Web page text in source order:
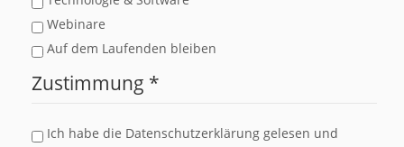
Webinare
Auf dem Laufenden bleiben
Zustimmung *
Ich habe die Datenschutzerklärung gelesen und